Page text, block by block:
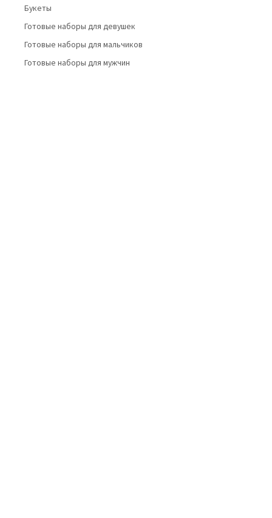
Букеты
Готовые наборы для девушек
Готовые наборы для мальчиков
Готовые наборы для мужчин